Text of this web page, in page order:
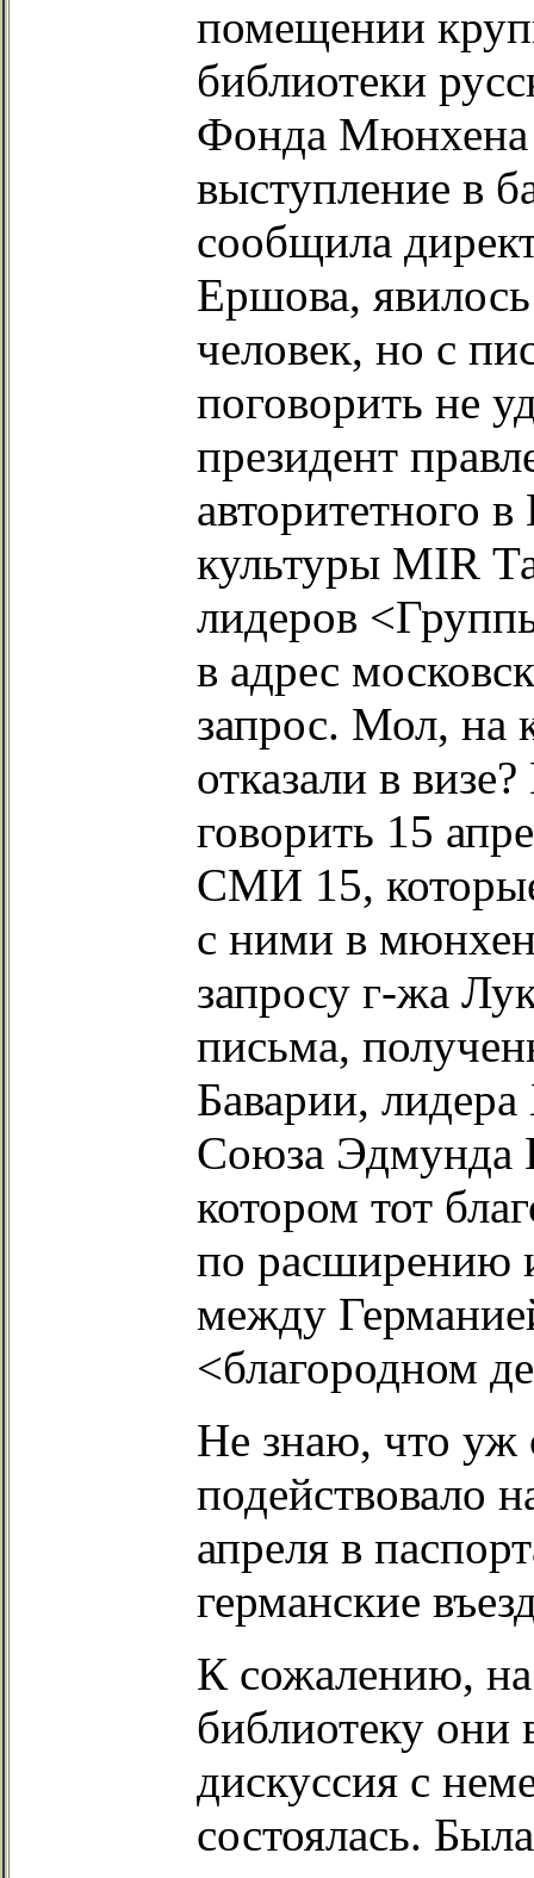
помещении
библиотеки
Фонда Мюнхена
выступление в
сообщила
Ершова,
человек, но с
поговорить не
президент
авторитетного
культуры MIR
лидеров
в адрес
запрос. Мол, на
отказали в
говорить 15
СМИ 15,
с ними в
запросу г-жа
письма,
Баварии,
Союза Эдмунда
котором тот
по расширению
между
<благородном
Не знаю, что уж
подействовало
апреля в
германские
К сожалению, на
библиотеку они
дискуссия с
состоялась.